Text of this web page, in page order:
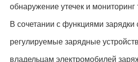
обнаружение утечек и
В сочетании с функциями зарядки
регулируемые зарядные
владельцам электромобилей